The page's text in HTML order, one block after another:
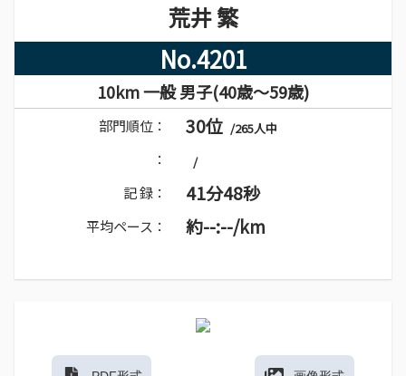
荒井 繁
No.4201
10km 一般 男子(40歳～59歳)
部門順位： 30位 /265人中
： /
記 録： 41分48秒
平均ペース： 約--:--/km